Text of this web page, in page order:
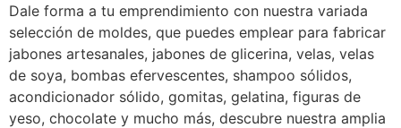
Dale forma a tu emprendimiento con nuestra variada
selección de moldes, que puedes emplear para fabricar
jabones artesanales, jabones de glicerina, velas, velas
de soya, bombas efervescentes, shampoo sólidos,
acondicionador sólido, gomitas, gelatina, figuras de
yeso, chocolate y mucho más, descubre nuestra amplia